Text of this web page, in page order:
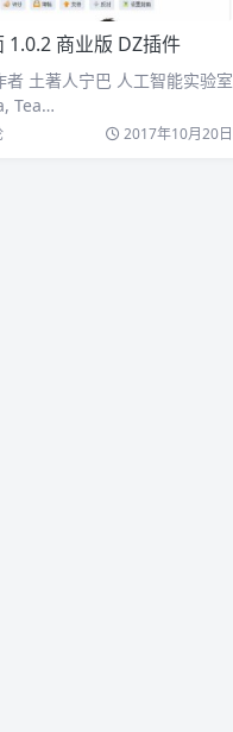
1.0.2 商业版 DZ插件
土著人宁巴 人工智能实验室
Tea…
2017年10月20日